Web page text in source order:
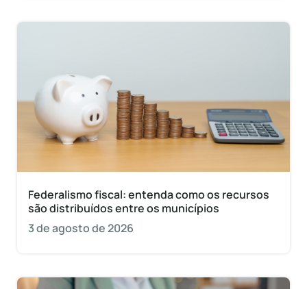
Federalismo fiscal: entenda como os recursos
são distribuídos entre os municípios
3 de agosto de 2026